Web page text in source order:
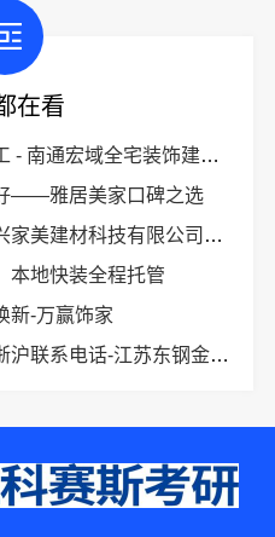
在看
宏域全宅装饰建材有限公司
——雅居美家口碑之选
科技有限公司匠心打造品质家
本地快装全程托管
新-万赢饰家
系电话-江苏东钢金属科技